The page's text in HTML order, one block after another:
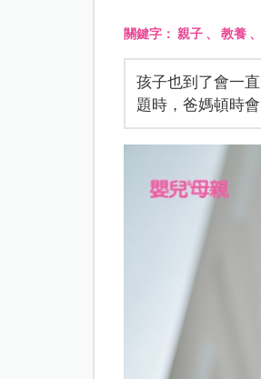
關鍵字：親子 、教養
孩子也到了會一
題時，爸媽頓時